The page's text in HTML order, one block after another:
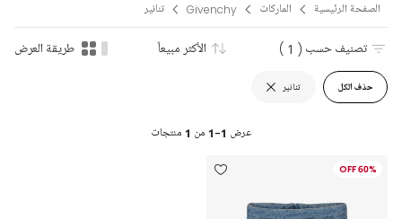
الصفحة الرئيسية الماركات Givenchy تنانير
حذف الكل تنانير
تصنيف حسب ( 1 ) الأكثر مبيعاً طريقة العرض
عرض 1-1 من 1 منتجات
60% OFF